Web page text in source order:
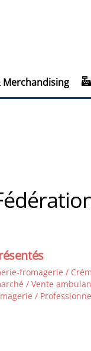
fromagerie /
/ Vente
/